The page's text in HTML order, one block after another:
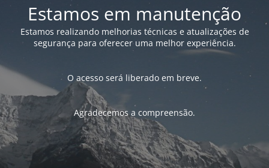
Estamos em manutenção
Estamos realizando melhorias técnicas e atualizações de
segurança para oferecer uma melhor experiência.
O acesso será liberado em breve.
Agradecemos a compreensão.